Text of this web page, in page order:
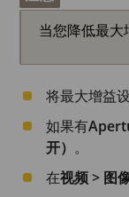
当您降低最大
将最大增益
如果有
开） 。
在视频 > 图